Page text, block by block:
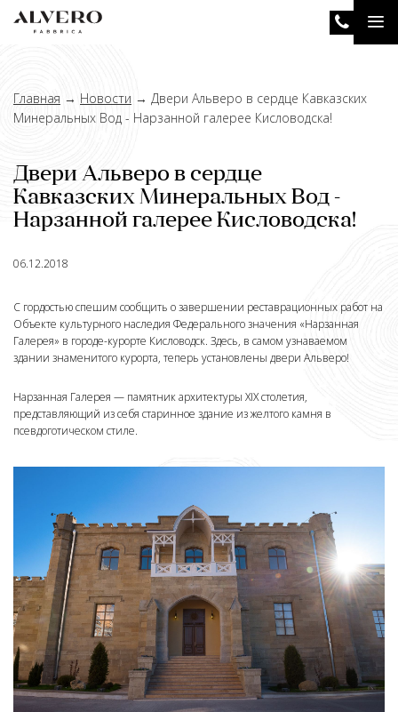
Перейти
Главная → Новости → Двери Альверо в сердце Кавказских
Минеральных Вод - Нарзанной галерее Кисловодска!
Двери Альверо в сердце
Кавказских Минеральных Вод -
Нарзанной галерее Кисловодска!
06.12.2018
С гордостью спешим сообщить о завершении реставрационных работ на
Объекте культурного наследия Федерального значения «Нарзанная
Галерея» в городе-курорте Кисловодск. Здесь, в самом узнаваемом
здании знаменитого курорта, теперь установлены двери Альверо!
Нарзанная Галерея — памятник архитектуры XIX столетия,
представляющий из себя старинное здание из желтого камня в
псевдоготическом стиле.